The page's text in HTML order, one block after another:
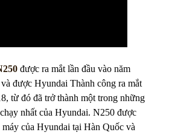
được ra mắt lần đầu vào năm
được Hyundai Thành công ra mắt
từ đó đã trở thành một trong những
nhất của Hyundai. N250 được
máy của Hyundai tại Hàn Quốc và